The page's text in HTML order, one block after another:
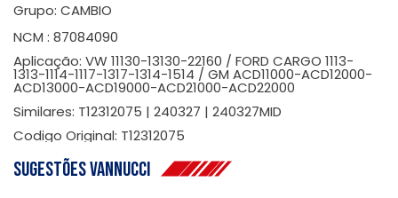
Grupo: CAMBIO
NCM : 87084090
Aplicação: VW 11130-13130-22160 / FORD CARGO 1113-
1313-1114-1117-1317-1314-1514 / GM ACD11000-ACD12000-
ACD13000-ACD19000-ACD21000-ACD22000
Similares: T12312075 | 240327 | 240327MID
Codigo Original: T12312075
Sugestões Vannucci